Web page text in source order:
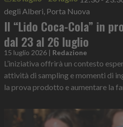
degli Alberi, Porta Nuova
Il “Lido Coca-Cola” in
dal 23 al 26 luglio
15 luglio 2026 | Redazione
L’iniziativa offrirà un contesto
attività di sampling e momenti di
la prova prodotto e aumentare la